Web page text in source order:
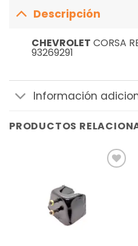
Descripción
CHEVROLET CORSA
93269291
Información
PRODUCTOS